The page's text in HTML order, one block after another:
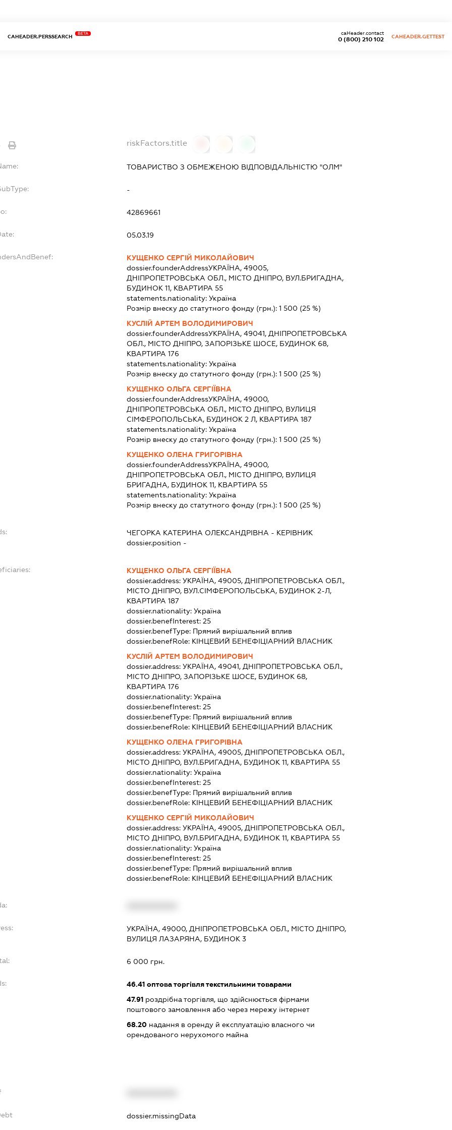
CAHEADER.PERSSEARCH
BETA
0 (800) 210 102
caHeader.contact
CAHEADER.GETTEST
riskFactors.title
ТОВАРИСТВО З ОБМЕЖЕНОЮ ВІДПОВІДАЛЬНІСТЮ "ОЛМ"
-
42869661
05.03.19
КУЩЕНКО СЕРГІЙ МИКОЛАЙОВИЧ
dossier.founderAddressУКРАЇНА, 49005,
ДНІПРОПЕТРОВСЬКА ОБЛ., МІСТО ДНІПРО, ВУЛ.БРИГАДНА,
БУДИНОК 11, КВАРТИРА 55
statements.nationality:Україна
Розмір внеску до статутного фонду (грн.):1 500 (25 %)
КУСЛІЙ АРТЕМ ВОЛОДИМИРОВИЧ
dossier.founderAddressУКРАЇНА, 49041, ДНІПРОПЕТРОВСЬКА
ОБЛ., МІСТО ДНІПРО, ЗАПОРІЗЬКЕ ШОСЕ, БУДИНОК 68,
КВАРТИРА 176
statements.nationality:Україна
Розмір внеску до статутного фонду (грн.):1 500 (25 %)
КУЩЕНКО ОЛЬГА СЕРГІЇВНА
dossier.founderAddressУКРАЇНА, 49000,
ДНІПРОПЕТРОВСЬКА ОБЛ., МІСТО ДНІПРО, ВУЛИЦЯ
СІМФЕРОПОЛЬСЬКА, БУДИНОК 2 Л, КВАРТИРА 187
statements.nationality:Україна
Розмір внеску до статутного фонду (грн.):1 500 (25 %)
КУЩЕНКО ОЛЕНА ГРИГОРІВНА
dossier.founderAddressУКРАЇНА, 49000,
ДНІПРОПЕТРОВСЬКА ОБЛ., МІСТО ДНІПРО, ВУЛИЦЯ
БРИГАДНА, БУДИНОК 11, КВАРТИРА 55
statements.nationality:Україна
Розмір внеску до статутного фонду (грн.):1 500 (25 %)
ЧЕГОРКА КАТЕРИНА ОЛЕКСАНДРІВНА - КЕРІВНИК
dossier.position -
КУЩЕНКО ОЛЬГА СЕРГІЇВНА
dossier.address:УКРАЇНА, 49005, ДНІПРОПЕТРОВСЬКА ОБЛ.,
МІСТО ДНІПРО, ВУЛ.СІМФЕРОПОЛЬСЬКА, БУДИНОК 2-Л,
КВАРТИРА 187
dossier.nationality:Україна
dossier.benefInterest:25
dossier.benefType: Прямий вирішальний вплив
dossier.benefRole: КІНЦЕВИЙ БЕНЕФІЦІАРНИЙ ВЛАСНИК
КУСЛІЙ АРТЕМ ВОЛОДИМИРОВИЧ
dossier.address:УКРАЇНА, 49041, ДНІПРОПЕТРОВСЬКА ОБЛ.,
МІСТО ДНІПРО, ЗАПОРІЗЬКЕ ШОСЕ, БУДИНОК 68,
КВАРТИРА 176
dossier.nationality:Україна
dossier.benefInterest:25
dossier.benefType: Прямий вирішальний вплив
dossier.benefRole: КІНЦЕВИЙ БЕНЕФІЦІАРНИЙ ВЛАСНИК
КУЩЕНКО ОЛЕНА ГРИГОРІВНА
dossier.address:УКРАЇНА, 49005, ДНІПРОПЕТРОВСЬКА ОБЛ.,
МІСТО ДНІПРО, ВУЛ.БРИГАДНА, БУДИНОК 11, КВАРТИРА 55
dossier.nationality:Україна
dossier.benefInterest:25
dossier.benefType: Прямий вирішальний вплив
dossier.benefRole: КІНЦЕВИЙ БЕНЕФІЦІАРНИЙ ВЛАСНИК
КУЩЕНКО СЕРГІЙ МИКОЛАЙОВИЧ
dossier.address:УКРАЇНА, 49005, ДНІПРОПЕТРОВСЬКА ОБЛ.,
МІСТО ДНІПРО, ВУЛ.БРИГАДНА, БУДИНОК 11, КВАРТИРА 55
dossier.nationality:Україна
dossier.benefInterest:25
dossier.benefType: Прямий вирішальний вплив
dossier.benefRole: КІНЦЕВИЙ БЕНЕФІЦІАРНИЙ ВЛАСНИК
УКРАЇНА, 49000, ДНІПРОПЕТРОВСЬКА ОБЛ., МІСТО ДНІПРО,
ВУЛИЦЯ ЛАЗАРЯНА, БУДИНОК 3
6 000 грн.
46.41 оптова торгівля текстильними товарами
47.91 роздрібна торгівля, що здійснюється фірмами
поштового замовлення або через мережу інтернет
68.20 надання в оренду й експлуатацію власного чи
орендованого нерухомого майна
dossier.missingData